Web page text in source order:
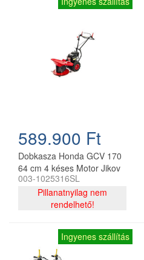
589.900 Ft
Dobkasza Honda GCV 170
64 cm 4 késes Motor Jikov
003-1025316SL
Pillanatnyilag nem
rendelhető!
Ingyenes szállítás